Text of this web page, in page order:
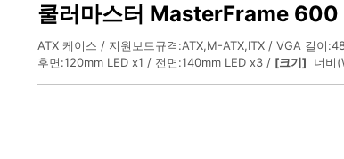
쿨러마스터 MasterFrame 600
ATX 케이스 지원보드규격:ATX,M-ATX,ITX VGA 길이
후면:120mm LED x1
전면:140mm LED x3 [크기] 너비